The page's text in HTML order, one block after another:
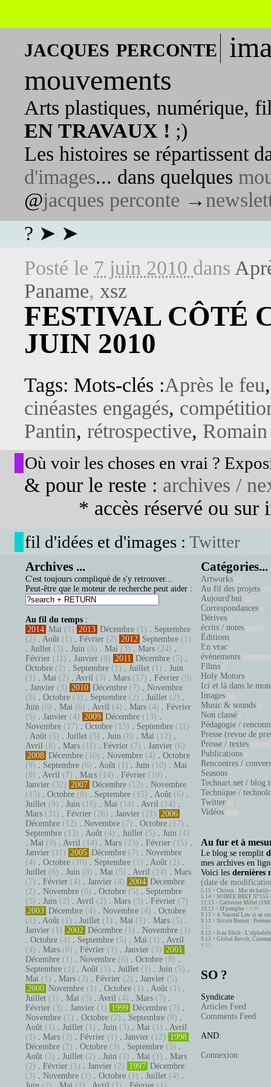
jacques perconte
mouvements
Arts plastiques, numérique,
EN TRAVAUX ! ;)
Les histoires se répartissent
d'images... dans quelques
@jacques perconte →
? ➤ ➤
Posté le 7 juin 2010 dans
Paname, xsz
FESTIVAL CÔTÉ
JUIN 2010
Tags: Mots-clés :Après le feu
cinéastes engagés,
Pantin, rétrospective,
Où voir les choses en vrai ?
& pour le reste : archives /
* accès réservé ou sur
fil d'idées et d'images : Twitter
Archives ...
C'est toujours compliqué de s'y retrouver...
Peut-être que le moteur de recherche peut aider :
Au fil du temps :
2014 Mai (1) 2013 Décembre (1) . Septembre
(2) . Août (1) . Février (2) 2012 Septembre (1)
. Juillet (3) . Juin (8) . Mai (3) . Mars (24) .
Février (11) . Janvier (8) 2011 Décembre (5) .
Octobre (2) . Septembre (1) . Juillet (1) . Juin
(1) . Mai (2) . Avril (3) . Mars (17) . Février (9)
. Janvier (3) 2010 Décembre (7) . Novembre
(8) . Octobre (3) . Septembre (2) . Juillet (2) .
Juin (6) . Mai (6) . Avril (4) . Mars (4) . Février
(5) . Janvier (4) 2009 Décembre (13) .
Novembre (17) . Octobre (15) . Septembre (11)
. Août (5) . Juillet (5) . Juin (8) . Mai (12) .
Avril (8) . Mars (11) . Février (7) . Janvier (6)
2008 Décembre (10) . Novembre (4) . Octobre
(9) . Septembre (6) . Août (1) . Juin (10) . Mai
(8) . Avril (7) . Mars (14) . Février (10) .
Janvier (32) 2007 Décembre (12) . Novembre
(15) . Octobre (8) . Septembre (15) . Août (6) .
Juillet (9) . Juin (16) . Mai (14) . Avril (14) .
Mars (31) . Février (26) . Janvier (21) 2006
Décembre (12) . Novembre (7) . Octobre (17) .
Septembre (13) . Août (4) . Juillet (5) . Juin (4)
. Mai (9) . Avril (14) . Mars (23) . Février (15) .
Janvier (11) 2005 Décembre (7) . Novembre
(4) . Octobre (10) . Septembre (1) . Août (2) .
Juillet (6) . Juin (8) . Mai (5) . Avril (14) . Mars
(7) . Février (4) . Janvier (4) 2004 Décembre
(2) . Novembre (6) . Octobre (5) . Septembre
(5) . Juin (2) . Avril (2) . Mars (5) . Février (7)
2003 Décembre (4) . Novembre (4) . Octobre
(1) . Août (1) . Juillet (1) . Mai (1) . Mars (5) .
Janvier (1) 2002 Décembre (1) . Novembre (1)
. Octobre (4) . Septembre (5) . Mai (1) . Avril
(4) . Mars (8) . Février (1) . Janvier (3) 2001
Décembre (1) . Novembre (6) . Octobre (8) .
Septembre (1) . Août (1) . Juillet (1) . Juin (5) .
Mai (1) . Mars (3) . Février (2) . Janvier (5)
2000 Novembre (1) . Octobre (1) . Août (1) .
Juillet (1) . Mai (5) . Avril (4) . Mars (7) .
Février (3) . Janvier (1) 1999 Décembre (7) .
Novembre (1) . Octobre (2) . Septembre (9) .
Août (1) . Juillet (1) . Juin (3) . Mai (1) . Avril
(1) . Mars (3) . Février (1) . Janvier (12) 1998
Décembre (2) . Octobre (3) . Septembre (5) .
Août (3) . Juillet (2) . Juin (1) . Mai (1) . Mars
(2) . Février (1) . Janvier (2) 1997 Décembre
(3) . Novembre (1) . Octobre (1) . Juillet (4) .
Catégories...
Artworks
Au fil des projets
Aujourd'hui
Correspondances
Dérives
écrits / notes
Éditions
En vrac
évènements
Films
Holy Motors
Ici et là dans le
Images
Music & sounds
Non classé
Pédagogie /
Presse (revue de
Presse / textes
Publications
Rencontres /
Seasons
Technart.net /
Technique /
Twitter
Vidéos
Au fur et à
Le blog se remplit
mes archives en
Voici les dernières
(date de
5.15 > Christo : Mur de barils
5.14 > SOIRÉE BREF
12.13 > Catherine Millet
10.13 > M'pempba < 4.06
9.13 > A Natural Law is an
9.13 > Nicole Brenez :
2.11
9.13 > Ivan Illich -
9.13 > Global Revolt,
9.13
SO ?
Syndicate
Articles Feed
Comments Feed
AND:
Connexion